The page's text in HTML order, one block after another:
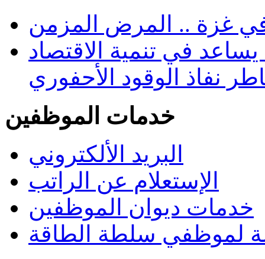
في غزة .. المرض المزمن
في تنمية الاقتصاد
نفاذ الوقود الأحفوري
خدمات الموظفين
البريد الألكتروني
الإستعلام عن الراتب
خدمات ديوان الموظفين
لموظفي سلطة الطاقة